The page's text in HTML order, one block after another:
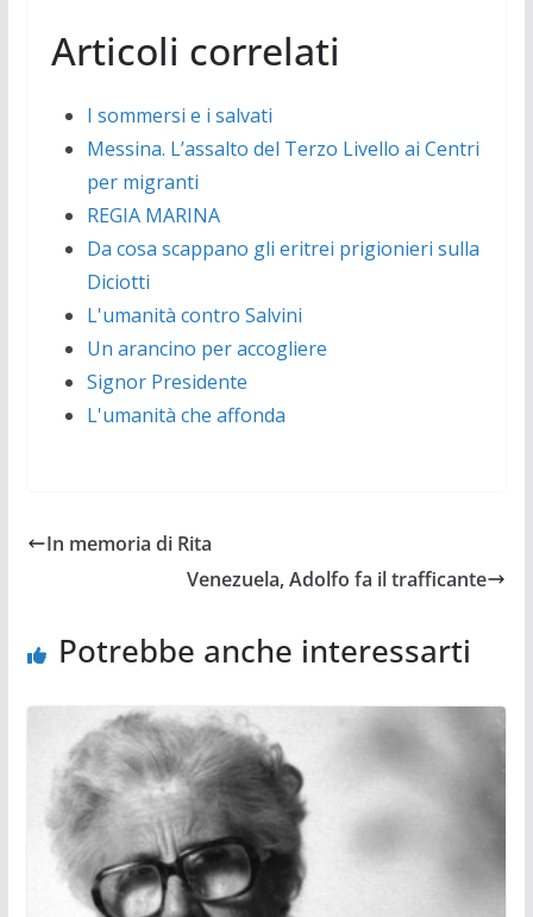
Articoli correlati
I sommersi e i salvati
Messina. L’assalto del Terzo Livello ai Centri
per migranti
REGIA MARINA
Da cosa scappano gli eritrei prigionieri sulla
Diciotti
L'umanità contro Salvini
Un arancino per accogliere
Signor Presidente
L'umanità che affonda
In memoria di Rita
Venezuela, Adolfo fa il trafficante
Potrebbe anche interessarti